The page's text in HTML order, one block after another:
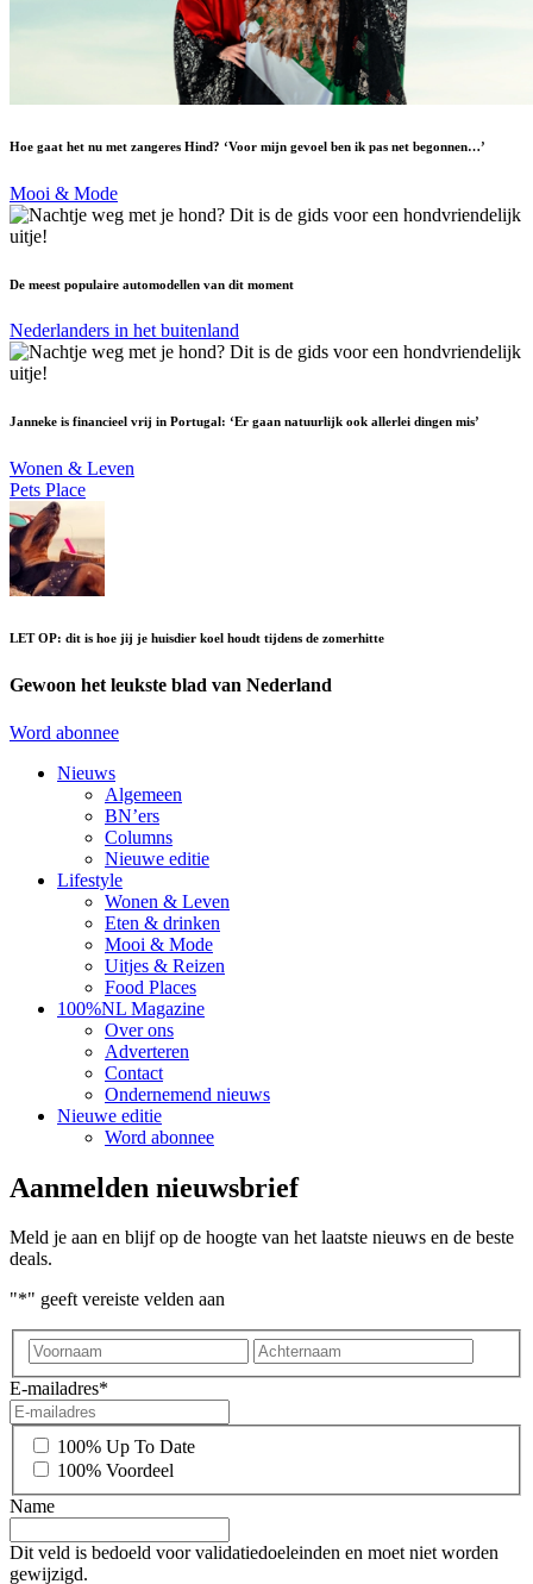
Hoe gaat het nu met zangeres Hind? ‘Voor mijn gevoel ben ik pas net begonnen…’
Mooi & Mode
De meest populaire automodellen van dit moment
Nederlanders in het buitenland
Janneke is financieel vrij in Portugal: ‘Er gaan natuurlijk ook allerlei dingen mis’
Wonen & Leven
Pets Place
LET OP: dit is hoe jij je huisdier koel houdt tijdens de zomerhitte
Gewoon het leukste blad van Nederland
Word abonnee
Nieuws
Algemeen
BN’ers
Columns
Nieuwe editie
Lifestyle
Wonen & Leven
Eten & drinken
Mooi & Mode
Uitjes & Reizen
Food Places
100%NL Magazine
Over ons
Adverteren
Contact
Ondernemend nieuws
Nieuwe editie
Word abonnee
Aanmelden nieuwsbrief
Meld je aan en blijf op de hoogte van het laatste nieuws en de beste
deals.
"*" geeft vereiste velden aan
Voornaam
E-mailadres*
*
100% Up To Date
100% Voordeel
Name
Dit veld is bedoeld voor validatiedoeleinden en moet niet worden
gewijzigd.